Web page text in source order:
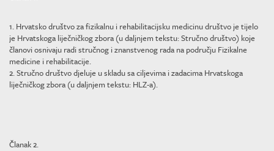
1. Hrvatsko društvo za fizikalnu i rehabilitacijsku medicinu društvo je tijelo
je Hrvatskoga liječničkog zbora (u daljnjem tekstu: Stručno društvo) koje
članovi osnivaju radi stručnog i znanstvenog rada na području Fizikalne
medicine i rehabilitacije.
2. Stručno društvo djeluje u skladu sa ciljevima i zadacima Hrvatskoga
liječničkog zbora (u daljnjem tekstu: HLZ-a).
Članak 2.